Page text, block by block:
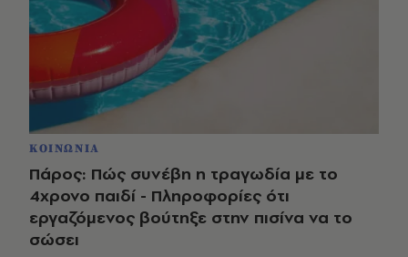
ΚΟΙΝΩΝΙΑ
Πάρος: Πώς συνέβη η τραγωδία με το
4χρονο παιδί - Πληροφορίες ότι
εργαζόμενος βούτηξε στην πισίνα να το
σώσει